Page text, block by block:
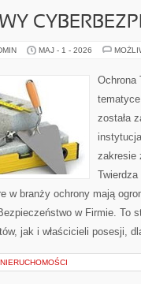
MAJ - 1 - 2026
Ochrona
została
zakresie
w branży ochrony mają
w Firmie. To
jak i właścicieli posesji,
NIERUCHOMOŚCI